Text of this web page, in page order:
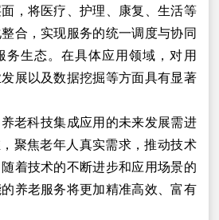
，将医疗、护理、康复、生活等
合，实现服务的统一调度与协同
务生态。在具体应用领域，对用
展以及数据挖掘等方面具有显著
养老科技集成应用的未来发展需进
聚焦老年人真实需求，推动技术
着技术的不断进步和应用场景的
养老服务将更加精准高效、富有